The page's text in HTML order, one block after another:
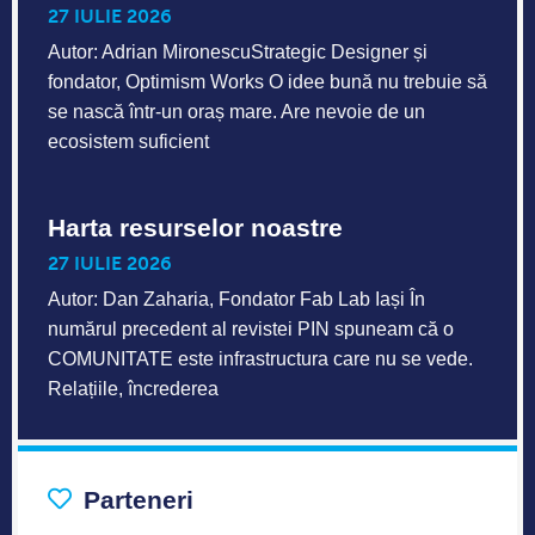
27 IULIE 2026
Autor: Adrian MironescuStrategic Designer și
fondator, Optimism Works O idee bună nu trebuie să
se nască într-un oraș mare. Are nevoie de un
ecosistem suficient
Harta resurselor noastre
27 IULIE 2026
Autor: Dan Zaharia, Fondator Fab Lab Iași În
numărul precedent al revistei PIN spuneam că o
COMUNITATE este infrastructura care nu se vede.
Relațiile, încrederea
Parteneri